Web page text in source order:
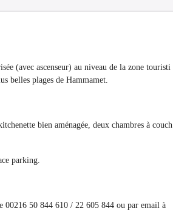
(avec ascenseur) au niveau de la zone touristi
belles plages de Hammamet.
bien aménagée, deux chambres à couch
parking.
00216 50 844 610 / 22 605 844 ou par email à